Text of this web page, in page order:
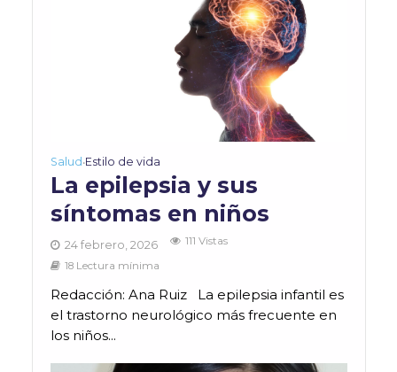
Salud •Estilo de vida
La epilepsia y sus
síntomas en niños
24 febrero, 2026
111 Vistas
18 Lectura mínima
Redacción: Ana Ruiz La epilepsia infantil es
el trastorno neurológico más frecuente en
los niños...